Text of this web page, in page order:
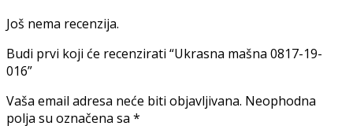
Još nema recenzija.
Budi prvi koji će recenzirati “Ukrasna mašna 0817-19-
016”
Vaša email adresa neće biti objavljivana. Neophodna
polja su označena sa *